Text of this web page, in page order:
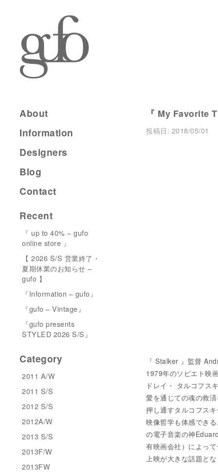
『 My Favorite
投稿日: 2018/05/01
『 Stalker 』監督
1979年のソビエト映
ドレイ・ タルコフス
愛を通じての魂の救
押し通すタルコフス
映像哲学も体感でき
の電子音楽の神
有映画会社）によっ
上映が大きな話題と
About
Information
Designers
Blog
Contact
Recent
『 up to 40% – gufo
online store 』
【 2026 S/S 営業終了・
夏期休業のお知らせ –
gufo 】
『Information – gufo』
『gufo – Vintage』
『gufo presents
STYLED 2026 S/S』
Category
2011 A/W
2011 S/S
2012 S/S
2012A/W
2013 S/S
2013F/W
2013FW